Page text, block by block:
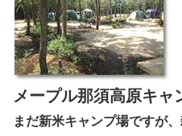
メープル那須高原キャ
まだ新米キャンプ場ですが